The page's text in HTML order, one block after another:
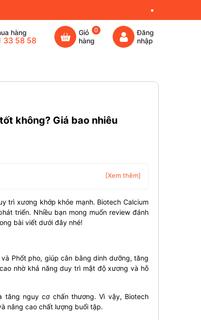
hàng
33 58 58
Giỏ
hàng
0
Đăng
nhập
không? Giá bao nhiêu
[Xem thêm]
trì xương khớp khỏe mạnh. Biotech Calcium
triển. Nhiều bạn mong muốn review đánh
bài viết dưới đây nhé!
Phốt pho, giúp cân bằng dinh dưỡng, tăng
nhờ khả năng duy trì mật độ xương và hỗ
nguy cơ chấn thương. Vì vậy, Biotech
nâng cao chất lượng buổi tập.